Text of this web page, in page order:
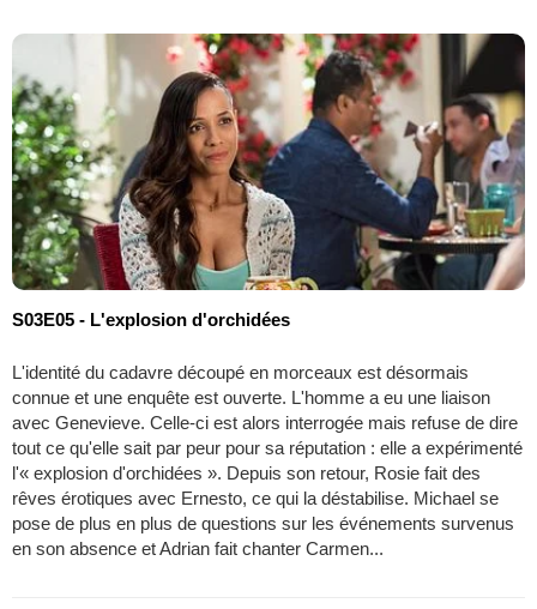
S03E05 - L'explosion d'orchidées
L'identité du cadavre découpé en morceaux est désormais
connue et une enquête est ouverte. L'homme a eu une liaison
avec Genevieve. Celle-ci est alors interrogée mais refuse de dire
tout ce qu'elle sait par peur pour sa réputation : elle a expérimenté
l'« explosion d'orchidées ». Depuis son retour, Rosie fait des
rêves érotiques avec Ernesto, ce qui la déstabilise. Michael se
pose de plus en plus de questions sur les événements survenus
en son absence et Adrian fait chanter Carmen...